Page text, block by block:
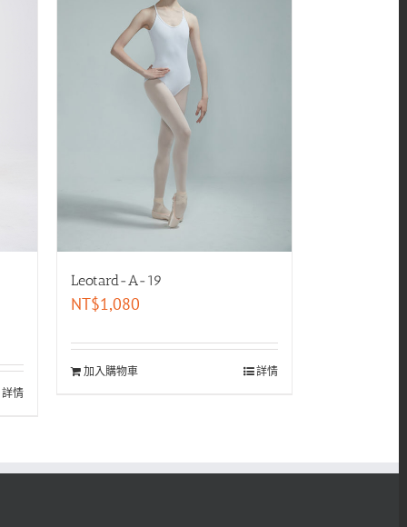
詳情
Leotard-A-19
NT$1,080
加入購物車 詳情